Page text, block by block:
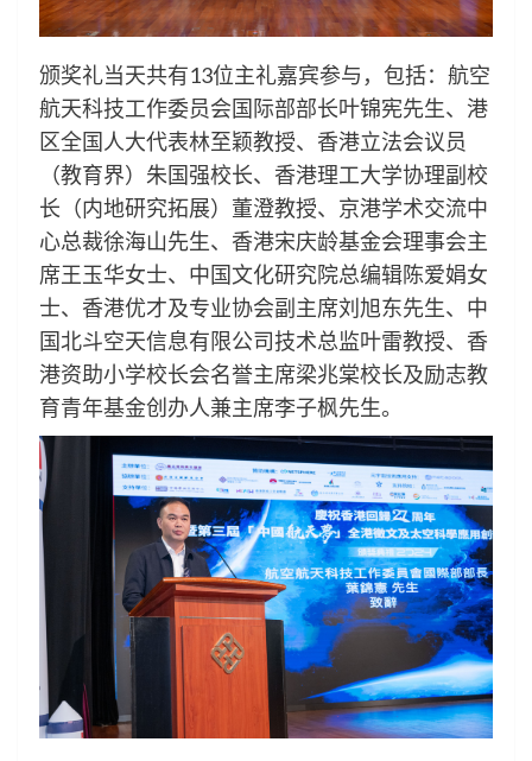
颁奖礼当天共有13位主礼嘉宾参与，包括：航空
航天科技工作委员会国际部部长叶锦宪先生、港
区全国人大代表林至颖教授、香港立法会议员
（教育界）朱国强校长、香港理工大学协理副校
长（内地研究拓展）董澄教授、京港学术交流中
心总裁徐海山先生、香港宋庆龄基金会理事会主
席王玉华女士、中国文化研究院总编辑陈爱娟女
士、香港优才及专业协会副主席刘旭东先生、中
国北斗空天信息有限公司技术总监叶雷教授、香
港资助小学校长会名誉主席梁兆棠校长及励志教
育青年基金创办人兼主席李子枫先生。